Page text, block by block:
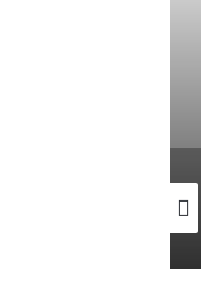
ديسمبر 10, 2025